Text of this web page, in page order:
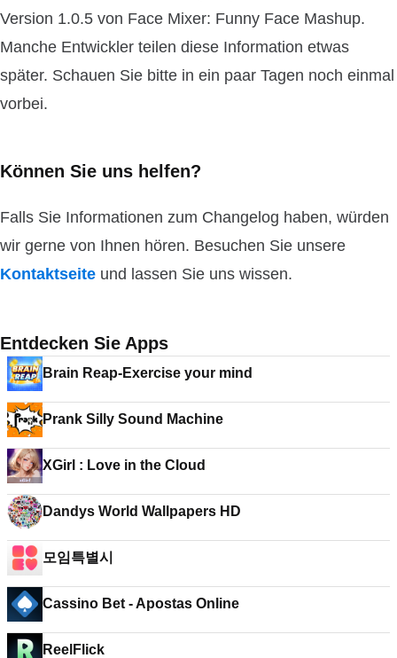
Version 1.0.5 von Face Mixer: Funny Face Mashup.
Manche Entwickler teilen diese Information etwas
später. Schauen Sie bitte in ein paar Tagen noch einmal
vorbei.
Können Sie uns helfen?
Falls Sie Informationen zum Changelog haben, würden
wir gerne von Ihnen hören. Besuchen Sie unsere
Kontaktseite und lassen Sie uns wissen.
Entdecken Sie Apps
Brain Reap-Exercise your mind
Prank Silly Sound Machine
XGirl : Love in the Cloud
Dandys World Wallpapers HD
모임특별시
Cassino Bet - Apostas Online
ReelFlick